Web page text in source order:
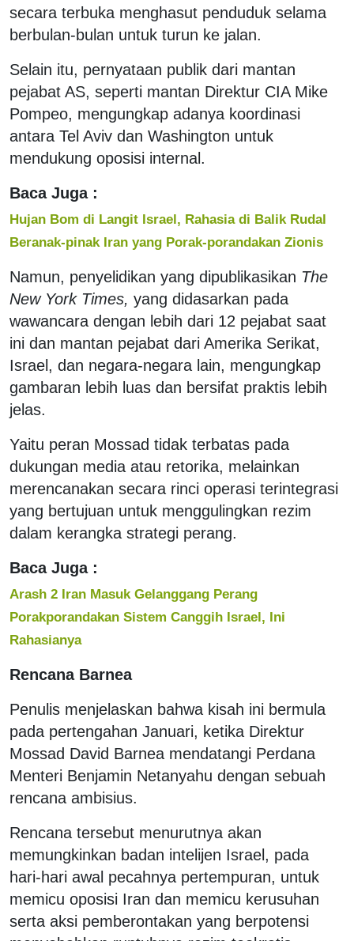
secara terbuka menghasut penduduk selama
berbulan-bulan untuk turun ke jalan.
Selain itu, pernyataan publik dari mantan
pejabat AS, seperti mantan Direktur CIA Mike
Pompeo, mengungkap adanya koordinasi
antara Tel Aviv dan Washington untuk
mendukung oposisi internal.
Baca Juga :
Hujan Bom di Langit Israel, Rahasia di Balik Rudal
Beranak-pinak Iran yang Porak-porandakan Zionis
Namun, penyelidikan yang dipublikasikan The
New York Times, yang didasarkan pada
wawancara dengan lebih dari 12 pejabat saat
ini dan mantan pejabat dari Amerika Serikat,
Israel, dan negara-negara lain, mengungkap
gambaran lebih luas dan bersifat praktis lebih
jelas.
Yaitu peran Mossad tidak terbatas pada
dukungan media atau retorika, melainkan
merencanakan secara rinci operasi terintegrasi
yang bertujuan untuk menggulingkan rezim
dalam kerangka strategi perang.
Baca Juga :
Arash 2 Iran Masuk Gelanggang Perang
Porakporandakan Sistem Canggih Israel, Ini
Rahasianya
Rencana Barnea
Penulis menjelaskan bahwa kisah ini bermula
pada pertengahan Januari, ketika Direktur
Mossad David Barnea mendatangi Perdana
Menteri Benjamin Netanyahu dengan sebuah
rencana ambisius.
Rencana tersebut menurutnya akan
memungkinkan badan intelijen Israel, pada
hari-hari awal pecahnya pertempuran, untuk
memicu oposisi Iran dan memicu kerusuhan
serta aksi pemberontakan yang berpotensi